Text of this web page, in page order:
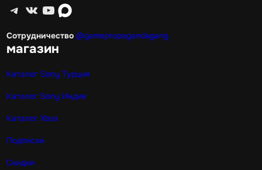
Telegram ВКонтакте YouTube max
Сотрудничество @gamepropagandagang
магазин
Каталог Sony Турция
Каталог Sony Индия
Каталог Xbox
Подписки
Скидки